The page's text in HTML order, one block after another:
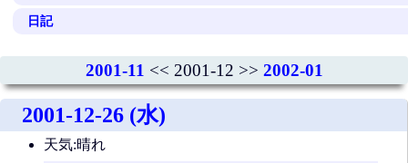
日記
2001-11 << 2001-12 >> 2002-01
2001-12-26 (水)
天気:晴れ